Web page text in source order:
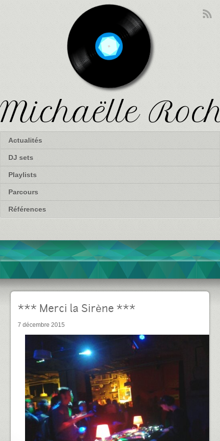
Michaëlle
Actualités
DJ sets
Playlists
Parcours
Références
*** Merci la Sirène ***
7 décembre 2015